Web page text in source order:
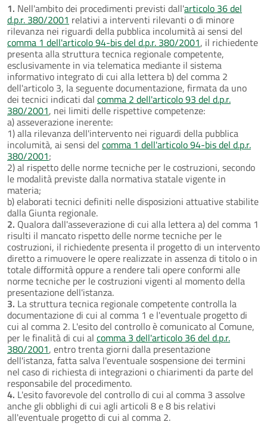
1. Nell'ambito dei procedimenti previsti dall'articolo 36 del
d.p.r. 380/2001 relativi a interventi rilevanti o di minore
rilevanza nei riguardi della pubblica incolumità ai sensi del
comma 1 dell'articolo 94-bis del d.p.r. 380/2001, il richiedente
presenta alla struttura tecnica regionale competente,
esclusivamente in via telematica mediante il sistema
informativo integrato di cui alla lettera b) del comma 2
dell'articolo 3, la seguente documentazione, firmata da uno
dei tecnici indicati dal comma 2 dell'articolo 93 del d.p.r.
380/2001, nei limiti delle rispettive competenze:
a) asseverazione inerente:
1) alla rilevanza dell'intervento nei riguardi della pubblica
incolumità, ai sensi del comma 1 dell'articolo 94-bis del d.p.r.
380/2001;
2) al rispetto delle norme tecniche per le costruzioni, secondo
le modalità previste dalla normativa statale vigente in
materia;
b) elaborati tecnici definiti nelle disposizioni attuative stabilite
dalla Giunta regionale.
2. Qualora dall'asseverazione di cui alla lettera a) del comma 1
risulti il mancato rispetto delle norme tecniche per le
costruzioni, il richiedente presenta il progetto di un intervento
diretto a rimuovere le opere realizzate in assenza di titolo o in
totale difformità oppure a rendere tali opere conformi alle
norme tecniche per le costruzioni vigenti al momento della
presentazione dell'istanza.
3. La struttura tecnica regionale competente controlla la
documentazione di cui al comma 1 e l'eventuale progetto di
cui al comma 2. L'esito del controllo è comunicato al Comune,
per le finalità di cui al comma 3 dell'articolo 36 del d.p.r.
380/2001, entro trenta giorni dalla presentazione
dell'istanza, fatta salva l'eventuale sospensione dei termini
nel caso di richiesta di integrazioni o chiarimenti da parte del
responsabile del procedimento.
4. L'esito favorevole del controllo di cui al comma 3 assolve
anche gli obblighi di cui agli articoli 8 e 8 bis relativi
all'eventuale progetto di cui al comma 2.